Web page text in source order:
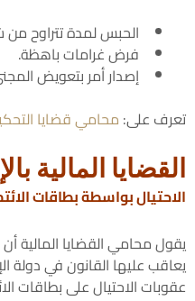
الحبس لمدة تتراوح من شهر
فرض غرامات باهظة.
إصدار أمر بتعويض
تعرف على: محامي قضايا
القضايا المالية
الاحتيال بواسطة بطاقات
يقول محامي القضايا المالية
يعاقب عليها القانون في دولة
عقوبات الاحتيال على بطاقات